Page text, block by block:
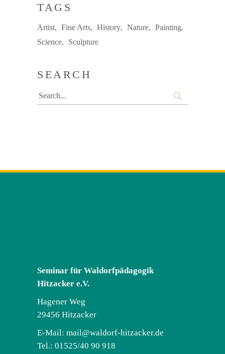
TAGS
Artist Fine Arts History Nature
Painting
Science
Sculpture
SEARCH
Search
for:
Seminar für Waldorfpädagogik
Hitzacker e.V.
Hagener Weg
29456 Hitzacker
E-Mail: mail@waldorf-hitzacker.de
Tel.: 01525/40 90 918